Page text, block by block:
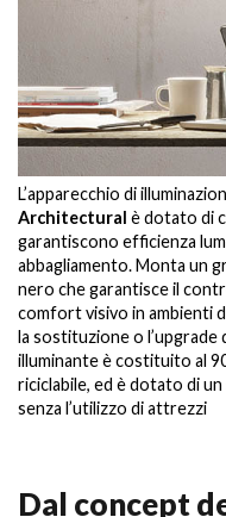
L’apparecchio di
Architectural è dotato di
garantiscono efficienza
abbagliamento. Monta un
nero che garantisce il
comfort visivo in ambienti
la sostituzione o l’upgrade
illuminante è costituito al
riciclabile, ed è dotato di
senza l’utilizzo di attrezzi
Dal concept